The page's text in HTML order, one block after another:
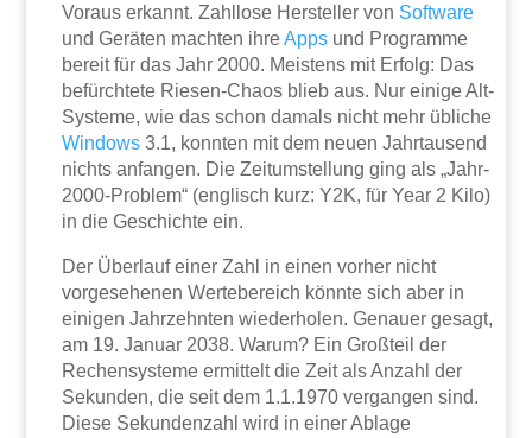
Voraus erkannt. Zahllose Hersteller von Software
und Geräten machten ihreApps und Programme
bereit für das Jahr 2000. Meistens mit Erfolg: Das
befürchtete Riesen-Chaos blieb aus. Nur einige Alt-
Systeme, wie das schon damals nicht mehr übliche
Windows 3.1, konnten mit dem neuen Jahrtausend
nichts anfangen. Die Zeitumstellung ging als „Jahr-
2000-Problem“ (englisch kurz: Y2K, für Year 2 Kilo)
in die Geschichte ein.
Der Überlauf einer Zahl in einen vorher nicht
vorgesehenen Wertebereich könnte sich aber in
einigen Jahrzehnten wiederholen. Genauer gesagt,
am 19. Januar 2038. Warum? Ein Großteil der
Rechensysteme ermittelt die Zeit als Anzahl der
Sekunden, die seit dem 1.1.1970 vergangen sind.
Diese Sekundenzahl wird in einer Ablage